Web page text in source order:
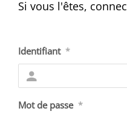
Si vous l'êtes,
Identifiant *
Mot de passe *